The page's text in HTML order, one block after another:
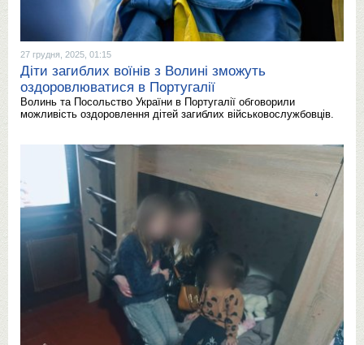
27 грудня, 2025, 01:15
Діти загиблих воїнів з Волині зможуть
оздоровлюватися в Португалії
Волинь та Посольство України в Португалії обговорили
можливість оздоровлення дітей загиблих військовослужбовців.